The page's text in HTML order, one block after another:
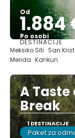
Od
1.884
Po osobi
DESTINACIJE
Meksiko Siti · San
Merida · Kankun
A
Break
1 DESTINACIJE
Paket za